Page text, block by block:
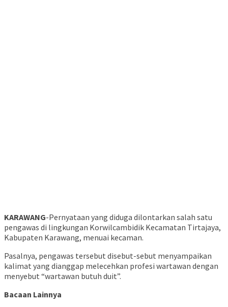
KARAWANG-Pernyataan yang diduga dilontarkan salah satu
pengawas di lingkungan Korwilcambidik Kecamatan Tirtajaya,
Kabupaten Karawang, menuai kecaman.
Pasalnya, pengawas tersebut disebut-sebut menyampaikan
kalimat yang dianggap melecehkan profesi wartawan dengan
menyebut “wartawan butuh duit”.
Bacaan Lainnya